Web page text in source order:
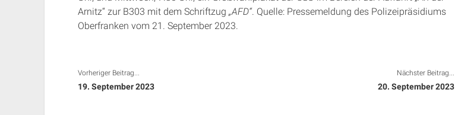
Arnitz“ zur B303 mit dem Schriftzug „AFD“. Quelle: Pressemeldung des Polizeipräsidiums
Oberfranken vom 21. September 2023.
Vorheriger Beitrag...
19. September 2023
Nächster Beitrag...
20. September 2023